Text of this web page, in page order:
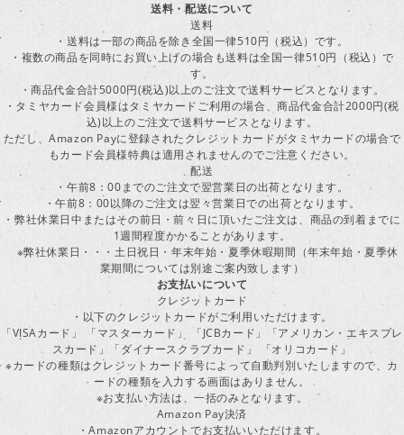
送料・配送について
送料
・送料は一部の商品を除き全国一律510円（税込）です。
・複数の商品を同時にお買い上げの場合も送料は全国一律510円（税込）で
す。
・商品代金合計5000円(税込)以上のご注文で送料サービスとなります。
・タミヤカード会員様はタミヤカードご利用の場合、商品代金合計2000円(税
込)以上のご注文で送料サービスとなります。
ただし、Amazon Payに登録されたクレジットカードがタミヤカードの場合で
もカード会員様特典は適用されませんのでご注意ください。
配送
・午前8：00までのご注文で翌営業日の出荷となります。
・午前8：00以降のご注文は翌々営業日での出荷となります。
・弊社休業日中またはその前日・前々日に頂いたご注文は、商品の到着までに
1週間程度かかることがあります。
※弊社休業日・・・土日祝日・年末年始・夏季休暇期間（年末年始・夏季休
業期間については別途ご案内致します）
お支払いについて
クレジットカード
・以下のクレジットカードがご利用いただけます。
「VISAカード」 「マスターカード」 「JCBカード」「アメリカン・エキスプレ
スカード」「ダイナースクラブカード」 「オリコカード」
※カードの種類はクレジットカード番号によって自動判別いたしますので、カ
ードの種類を入力する画面はありません。
※お支払い方法は、一括のみとなります。
Amazon Pay決済
・Amazonアカウントでお支払いいただけます。